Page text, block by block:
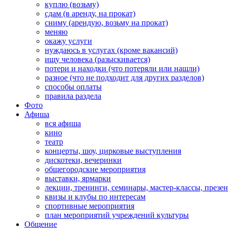
куплю (возьму)
сдам (в аренду, на прокат)
сниму (арендую, возьму на прокат)
меняю
окажу услуги
нуждаюсь в услугах (кроме вакансий)
ищу человека (разыскивается)
потери и находки (что потеряли или нашли)
разное (что не подходит для других разделов)
способы оплаты
правила раздела
Фото
Афиша
вся афиша
кино
театр
концерты, шоу, цирковые выступления
дискотеки, вечеринки
общегородские мероприятия
выставки, ярмарки
лекции, тренинги, семинары, мастер-классы,
квизы и клубы по интересам
спортивные мероприятия
план мероприятий учреждений культуры
Общение